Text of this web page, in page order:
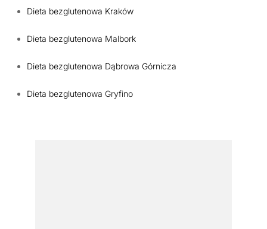
Dieta bezglutenowa Kraków
Dieta bezglutenowa Malbork
Dieta bezglutenowa Dąbrowa Górnicza
Dieta bezglutenowa Gryfino